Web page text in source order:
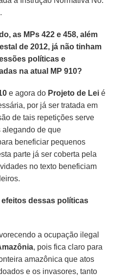
.
as MPs 422 e 458, além
de 2012, já não tinham
políticas e
na atual MP 910?
e agora do Projeto de Lei é
por já ser tratada em
de tais repetições serve
alegando de que
beneficiar pequenos
parte já ser coberta pela
no texto beneficiam
dessas políticas
a ocupação ilegal
, pois fica claro para
amazônica que atos
e os invasores, tanto